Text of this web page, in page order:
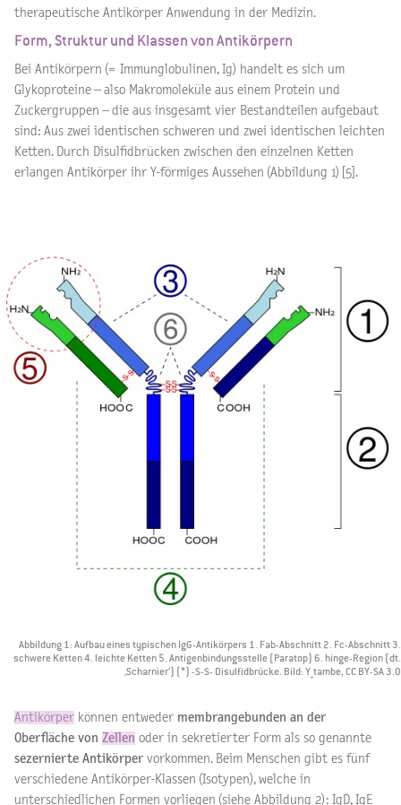
therapeutische Antikörper Anwendung in der Medizin.
Form, Struktur und Klassen von Antikörpern
Bei Antikörpern (= Immunglobulinen, Ig) handelt es sich um
Glykoproteine – also Makromoleküle aus einem Protein und
Zuckergruppen – die aus insgesamt vier Bestandteilen aufgebaut
sind: Aus zwei identischen schweren und zwei identischen leichten
Ketten. Durch Disulfidbrücken zwischen den einzelnen Ketten
erlangen Antikörper ihr Y-förmiges Aussehen (Abbildung 1) [5].
Abbildung 1: Aufbau eines typischen IgG-Antikörpers 1. Fab-Abschnitt 2. Fc-Abschnitt 3.
schwere Ketten 4. leichte Ketten 5. Antigenbindungsstelle (Paratop) 6. hinge-Region (dt.
‚Scharnier‘) (*) -S-S- Disulfidbrücke. Bild: Y_tambe, CC BY-SA 3.0
Antikörper können entweder membrangebunden an der
Oberfläche von Zellen oder in sekretierter Form als so genannte
sezernierte Antikörpervorkommen. Beim Menschen gibt es fünf
verschiedene Antikörper-Klassen (Isotypen), welche in
unterschiedlichen Formen vorliegen (siehe Abbildung 2): IgD, IgE